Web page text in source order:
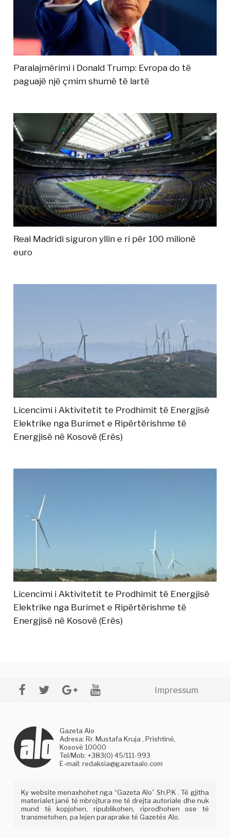
Paralajmërimi i Donald Trump: Evropa do të
paguajë një çmim shumë të lartë
Real Madridi siguron yllin e ri për 100 milionë
euro
Licencimi i Aktivitetit te Prodhimit të Energjisë
Elektrike nga Burimet e Ripërtërishme të
Energjisë në Kosovë (Erës)
Licencimi i Aktivitetit te Prodhimit të Energjisë
Elektrike nga Burimet e Ripërtërishme të
Energjisë në Kosovë (Erës)
Impressum
Gazeta Alo
Adresa: Rr. Mustafa Kruja , Prishtinë,
Kosovë 10000
Tel/Mob: +383(0) 45/111-993
E-mail:redaksia@gazetaalo.com
Ky website menaxhohet nga “Gazeta Alo” Sh.P.K . Të gjitha
materialet janë të mbrojtura me të drejta autoriale dhe nuk
mund të kopjohen, ripublikohen, riprodhohen ose të
transmetohen, pa lejen paraprake të Gazetës Alo.